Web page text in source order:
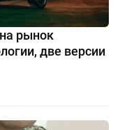
рынок
две версии